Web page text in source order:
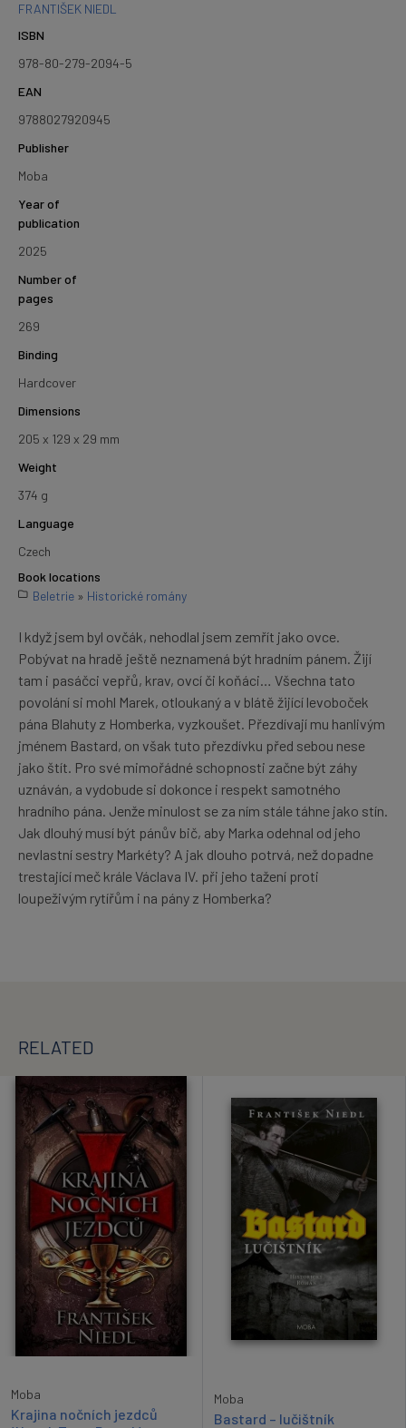
FRANTIŠEK NIEDL
ISBN
978-80-279-2094-5
EAN
9788027920945
Publisher
Moba
Year of
publication
2025
Number of
pages
269
Binding
Hardcover
Dimensions
205 x 129 x 29 mm
Weight
374 g
Language
Czech
Book locations
Beletrie » Historické romány
I když jsem byl ovčák, nehodlal jsem zemřít jako ovce.
Pobývat na hradě ještě neznamená být hradním pánem. Žijí
tam i pasáčci vepřů, krav, ovcí či koňáci… Všechna tato
povolání si mohl Marek, otloukaný a v blátě žijící levoboček
pána Blahuty z Homberka, vyzkoušet. Přezdívají mu hanlivým
jménem Bastard, on však tuto přezdívku před sebou nese
jako štít. Pro své mimořádné schopnosti začne být záhy
uznáván, a vydobude si dokonce i respekt samotného
hradního pána. Jenže minulost se za ním stále táhne jako stín.
Jak dlouhý musí být pánův bič, aby Marka odehnal od jeho
nevlastní sestry Markéty? A jak dlouho potrvá, než dopadne
trestající meč krále Václava IV. při jeho tažení proti
loupeživým rytířům i na pány z Homberka?
RELATED
Moba
Krajina nočních jezdců
Moba
Bastard – lučištník